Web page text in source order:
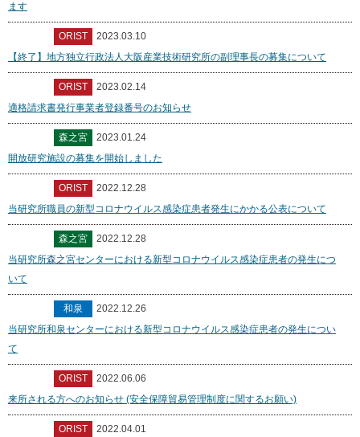
ます
ORIST
2023.03.10
【終了】地方独立行政法人大阪産業技術研究所の副理事長の募集について
ORIST
2023.02.14
適格請求書発行事業者登録番号のお知らせ
森之宮
2023.01.24
開放研究施設の募集を開始しました
ORIST
2022.12.28
当研究所職員の新型コロナウイルス感染症患者発生にかかる公表について
森之宮
2022.12.28
当研究所森之宮センターにおける新型コロナウイルス感染症患者の発生につ
いて
和泉
2022.12.26
当研究所和泉センターにおける新型コロナウイルス感染症患者の発生につい
て
ORIST
2022.06.06
来所される方へのお知らせ (安全保障貿易管理制度に関するお願い)
ORIST
2022.04.01